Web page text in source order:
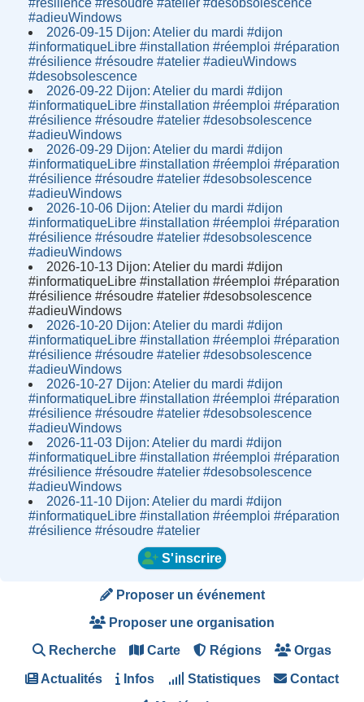
#adieuWindows
2026-09-15 Dijon: Atelier du mardi #dijon
#informatiqueLibre #installation #réemploi #réparation
#résilience #résoudre #atelier #adieuWindows
#desobsolescence
2026-09-22 Dijon: Atelier du mardi #dijon
#informatiqueLibre #installation #réemploi #réparation
#résilience #résoudre #atelier #desobsolescence
#adieuWindows
2026-09-29 Dijon: Atelier du mardi #dijon
#informatiqueLibre #installation #réemploi #réparation
#résilience #résoudre #atelier #desobsolescence
#adieuWindows
2026-10-06 Dijon: Atelier du mardi #dijon
#informatiqueLibre #installation #réemploi #réparation
#résilience #résoudre #atelier #desobsolescence
#adieuWindows
2026-10-13 Dijon: Atelier du mardi #dijon
#informatiqueLibre #installation #réemploi #réparation
#résilience #résoudre #atelier #desobsolescence
#adieuWindows
2026-10-20 Dijon: Atelier du mardi #dijon
#informatiqueLibre #installation #réemploi #réparation
#résilience #résoudre #atelier #desobsolescence
#adieuWindows
2026-10-27 Dijon: Atelier du mardi #dijon
#informatiqueLibre #installation #réemploi #réparation
#résilience #résoudre #atelier #desobsolescence
#adieuWindows
2026-11-03 Dijon: Atelier du mardi #dijon
#informatiqueLibre #installation #réemploi #réparation
#résilience #résoudre #atelier #desobsolescence
#adieuWindows
2026-11-10 Dijon: Atelier du mardi #dijon
#informatiqueLibre #installation #réemploi #réparation
#résilience #résoudre #atelier
S'inscrire
Proposer un événement
Proposer une organisation
Recherche Carte Régions Orgas
Actualités Infos Statistiques Contact